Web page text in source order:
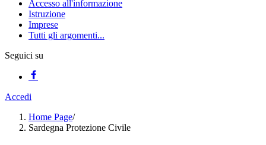
Accesso all'informazione
Istruzione
Imprese
Tutti gli argomenti...
Seguici su
Accedi
Home Page/
Sardegna Protezione Civile